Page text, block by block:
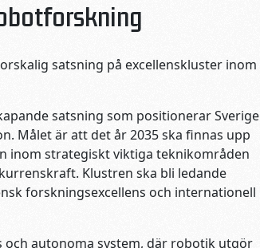
satsning på excellenskluster inom
satsning som positionerar Sverige
Målet är att det år 2035 ska finnas upp
inom strategiskt viktiga teknikområden
Klustren ska bli ledande
forskningsexcellens och internationell
och autonoma system, där robotik utgör